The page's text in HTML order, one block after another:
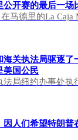
公开赛的最后一
马德里的La Caja
海关执法局驱逐了
美国公民
法局纽约办事处执
因人们希望特朗普